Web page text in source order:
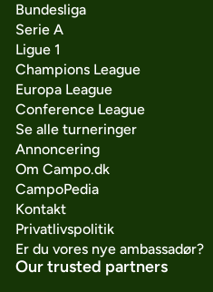
Bundesliga
Serie A
Ligue 1
Champions League
Europa League
Conference League
Se alle turneringer
Annoncering
Om Campo.dk
CampoPedia
Kontakt
Privatlivspolitik
Er du vores nye ambassadør?
Our trusted partners